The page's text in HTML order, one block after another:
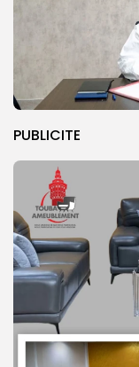
PUBLICITE